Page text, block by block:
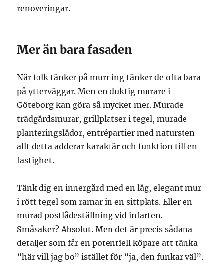
renoveringar.
Mer än bara fasaden
När folk tänker på murning tänker de ofta bara
på ytterväggar. Men en duktig murare i
Göteborg kan göra så mycket mer. Murade
trädgårdsmurar, grillplatser i tegel, murade
planteringslådor, entrépartier med natursten –
allt detta adderar karaktär och funktion till en
fastighet.
Tänk dig en innergård med en låg, elegant mur
i rött tegel som ramar in en sittplats. Eller en
murad postlådeställning vid infarten.
Småsaker? Absolut. Men det är precis sådana
detaljer som får en potentiell köpare att tänka
”här vill jag bo” istället för ”ja, den funkar väl”.